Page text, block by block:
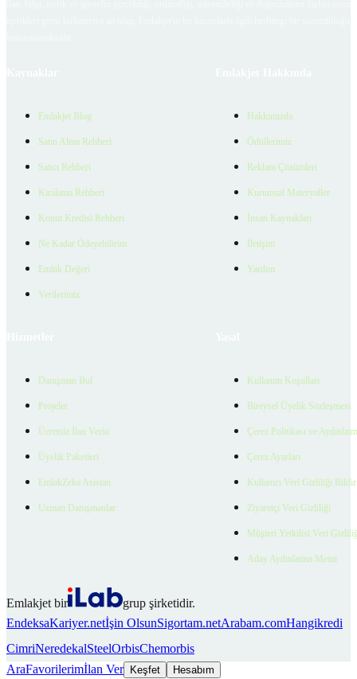
Emlakjet Blog
Satın Alma Rehberi
Satıcı Rehberi
Kiralama Rehberi
Konut Kredisi Rehberi
Ne Kadar Ödeyebilirim
Emlak Değeri
Verilerimiz
Hakkımızda
Ödüllerimiz
Reklam Çözümleri
Kurumsal Materyaller
İnsan Kaynakları
İletişim
Yardım
Danışman Bul
Projeler
Ücretsiz İlan Verin
Üyelik Paketleri
EmlakZeka Asistan
Uzman Danışmanlar
Kullanım Koşulları
Bireysel Üyelik Sözleşmesi
Çerez Politikası ve
Çerez Ayarları
Kullanıcı Veri Gizliliği
Ziyaretçi Veri Gizliliği
Müşteri Yetkilisi Veri
Aday Aydınlatma Metni
Emlakjet bir
grup şirketidir.
EndeksaKariyer.netİşin OlsunSigortam.netArabam.comHangikredi
CimriNeredekalSteelOrbisChemorbis
AraFavorilerimİlan Ver Keşfet Hesabım